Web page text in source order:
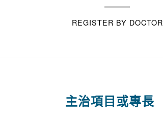
REGISTER BY DOCTOR
主治項目或專長